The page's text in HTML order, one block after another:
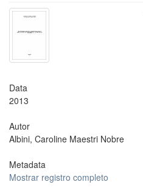
Data
2013
Autor
Albini, Caroline Maestri Nobre
Metadata
Mostrar registro completo